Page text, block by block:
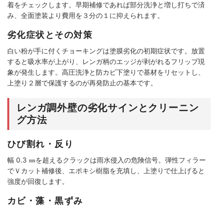
着をチェックします。早期補修であれば部分洗浄と増し打ちで済
み、全面塗装より費用を３分の１に抑えられます。
劣化症状とその対策
白い粉が手に付くチョーキングは塗膜劣化の初期症状です。放置
すると吸水率が上がり、レンガ柄のエッジが剥がれるフリップ現
象が発生します。高圧洗浄と防カビ下塗りで基材をリセットし、
上塗り２層で保護するのが再発防止の基本です。
レンガ調外壁の劣化サインとクリーニン
グ方法
ひび割れ・反り
幅 0.3 ㎜を超えるクラックは雨水侵入の危険信号。弾性フィラー
でＶカット補修後、エポキシ樹脂を充填し、上塗りで仕上げると
強度が回復します。
カビ・藻・黒ずみ